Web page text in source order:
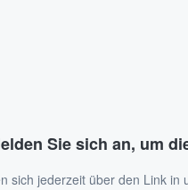
Sie sich an, um
sich jederzeit über den Link